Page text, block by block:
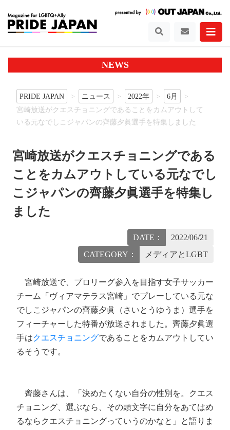
NEWS
PRIDE JAPAN ニュース 2022年
6月
宮崎放送がクエスチョニングであることをカムアウトして
いる元なでしこジャパンの齊藤夕眞選手を特集しました
宮崎放送がクエスチョニングである
ことをカムアウトしている元なでし
こジャパンの齊藤夕眞選手を特集し
ました
DATE：
2022/06/21
CATEGORY：
メディアとLGBT
宮崎放送で、プロリーグ参入を目指す女子サッカー
チーム「ヴィアマテラス宮崎」でプレーしている元な
でしこジャパンの齊藤夕眞（さいとうゆうま）選手を
フィーチャーした特番が放送されました。齊藤夕眞選
手はクエスチョニングであることをカムアウトしてい
るそうです。
齊藤さんは、「決めたくない自分の性別を。クエス
チョニング、選ぶなら、その頭文字に自分をあてはめ
るならクエスチョニングっていうのかなと」と語りま